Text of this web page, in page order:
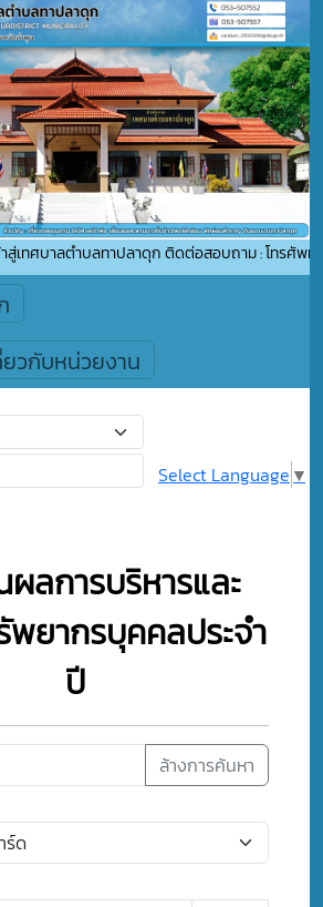
เทศบาลตำบลทาปลาดุก ติดต่อสอบถาม : โทรศัพท์ :
ยวกับหน่วยงาน
Select Language ▼
ผลการบริหารและ
ยากรบุคคลประจำ
ปี
ล้างการค้นหา